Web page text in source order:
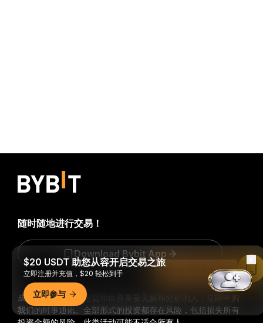
成为第一个获得加密货币世界重要见解和分析的人：立即申购
我们的时事通讯。 全部形式的投资都存在风险，包括损失所有
随时随地进行交易！
Download Bybit App
$20 USDT 助您从容开启交易之旅
立即注册并充值，$20 轻松到手
立即参与
Read in Bybit App